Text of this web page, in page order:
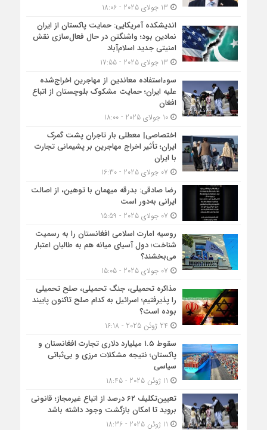
اندیشکده آمریکایی: حمایت پاکستان از ایران
نمادین بود؛ واشنگتن در حال فعال‌سازی نقش
امنیتی جدید اسلام‌آباد
سوءاستفاده معاندین از مهاجرین اخراج‌شده
علیه ایران؛ حمایت مشکوک بلوچستان از اتباع
افغان
10 جولای 2025 - 18:00
اختصاصی| معطلی بار تاجران پشت گمرک
ایران؛ تأثیر اخراج مهاجرین بر پشیمانی تجارت
با ایران
رضا صادقی: بدرقه میهمان با توهین، از اصالت
ایرانی به‌دور است
روسیه امارت اسلامی افغانستان را به رسمیت
شناخت؛ دول آسیای میانه هم به طالبان اعتبار
می‎‌بخشند؟
مذاکره تحمیلی، جنگ تحمیلی، صلح تحمیلی
را پذیرفتیم؛ اسرائیل به کدام صلح تاکنون پایبند
بوده است؟
سقوط ۱.۵ میلیارد دلاری تجارت افغانستان و
پاکستان؛ نتیجه مشکلات مرزی و بی‌ثباتی
سیاسی
تعیین‌تکلیف ۶۲ درصد از اتباع غیرمجاز؛ قانونی
بروید تا امکان بازگشت وجود داشته باشد